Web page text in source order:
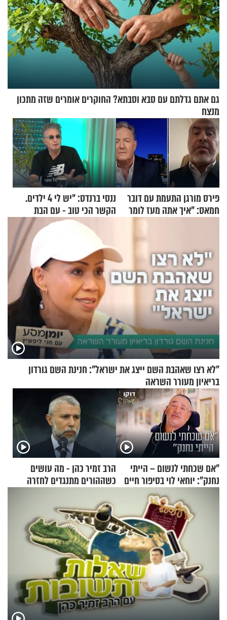
גם אתם גדלתם עם סבא וסבתא? החוקרים אומרים שזה מתכון
מנצח
פירס מורגן התעמת עם דובר
חמאס: "איך אתה מעז לומר
שלא ביצעתם פשעי מלחמה?!"
ננסי ברנדס: "יש לי 4 ילדים.
הקשר הכי טוב - עם הבת
החרדית"
"לא רצו שאהבת השם ייצג את ישראל": חנינת השם גורדון
בריאיון מעורר השראה
"אם שכחתי לנשום – הייתי
נחנק": יוחאי לוי בסיפור חיים
הרב זמיר כהן - מה עושים
כשההורים מתנגדים לחזרה